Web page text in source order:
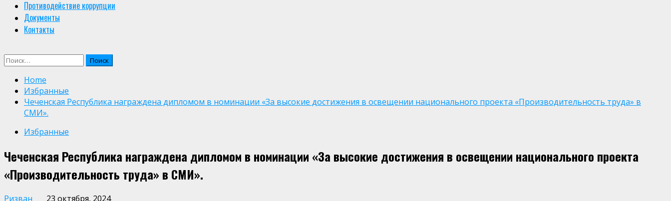
Противодействие коррупции
Документы
Контакты
Найти:
Home
Избранные
Чеченская Республика награждена дипломом в номинации «За высокие достижения в освещении национального проекта «Производительность труда» в
СМИ».
Избранные
Чеченская Республика награждена дипломом в номинации «За высокие достижения в освещении национального проекта
«Производительность труда» в СМИ».
Ризван 23 октября, 2024